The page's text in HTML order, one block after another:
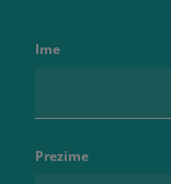
Ime
Prezime